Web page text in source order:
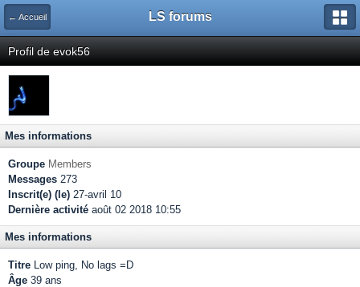
← Accueil LS forums
Profil de evok56
Mes informations
Groupe Members
Messages 273
Inscrit(e) (le) 27-avril 10
Dernière activité août 02 2018 10:55
Mes informations
Titre Low ping, No lags =D
Âge 39 ans